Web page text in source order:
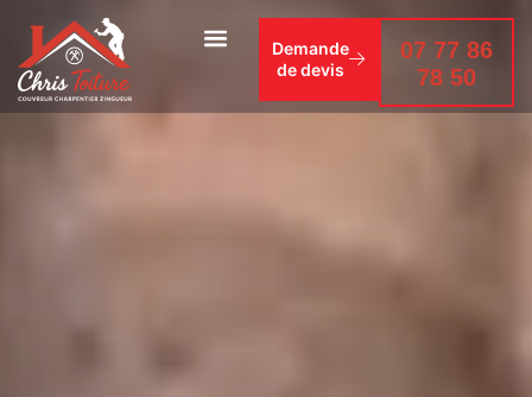
07 77 86
78 50
Demande
de devis